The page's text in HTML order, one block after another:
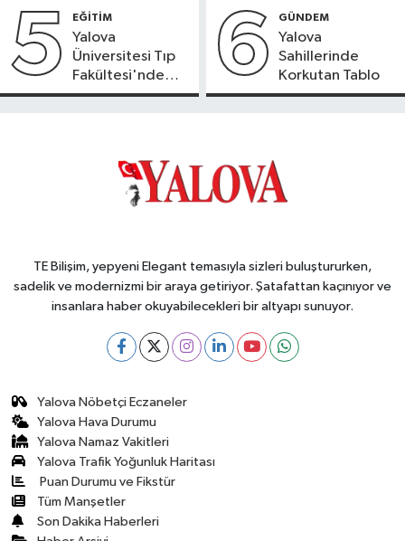
5 EĞİTİM
Yalova
Üniversitesi Tıp
Fakültesi'nde
Yeni Dönem
6 GÜNDEM
Yalova
Sahillerinde
Korkutan Tablo
TE Bilişim, yepyeni Elegant temasıyla sizleri buluştururken,
sadelik ve modernizmi bir araya getiriyor. Şatafattan kaçınıyor ve
insanlara haber okuyabilecekleri bir altyapı sunuyor.
Yalova Nöbetçi Eczaneler
Yalova Hava Durumu
Yalova Namaz Vakitleri
Yalova Trafik Yoğunluk Haritası
Puan Durumu ve Fikstür
Tüm Manşetler
Son Dakika Haberleri